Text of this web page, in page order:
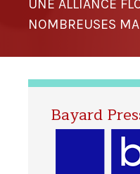
UNE ALLIANCE
NOMBREUSES
Bayard